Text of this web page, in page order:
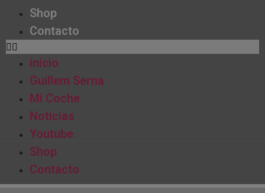
Shop
Contacto
inicio
Guillem Serna
Mi Coche
Noticias
Youtube
Shop
Contacto